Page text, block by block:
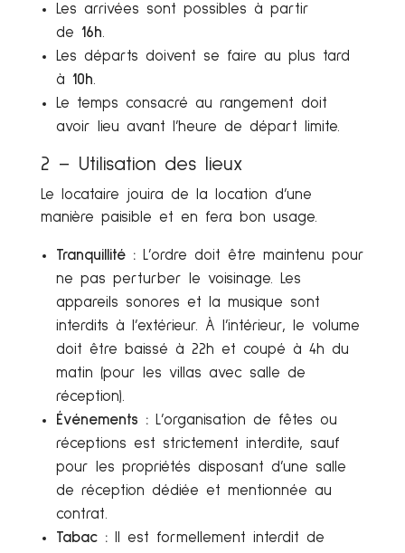
Les arrivées sont possibles à partir
de 16h.
Les départs doivent se faire au plus tard
à 10h.
Le temps consacré au rangement doit
avoir lieu avant l’heure de départ limite.
2 – Utilisation des lieux
Le locataire jouira de la location d’une
manière paisible et en fera bon usage.
Tranquillité :L’ordre doit être maintenu pour
ne pas perturber le voisinage. Les
appareils sonores et la musique sont
interdits à l’extérieur. À l’intérieur, le volume
doit être baissé à 22h et coupé à 4h du
matin (pour les villas avec salle de
réception).
Événements :L’organisation de fêtes ou
réceptions est strictement interdite, sauf
pour les propriétés disposant d’une salle
de réception dédiée et mentionnée au
contrat.
Tabac :Il est formellement interdit de